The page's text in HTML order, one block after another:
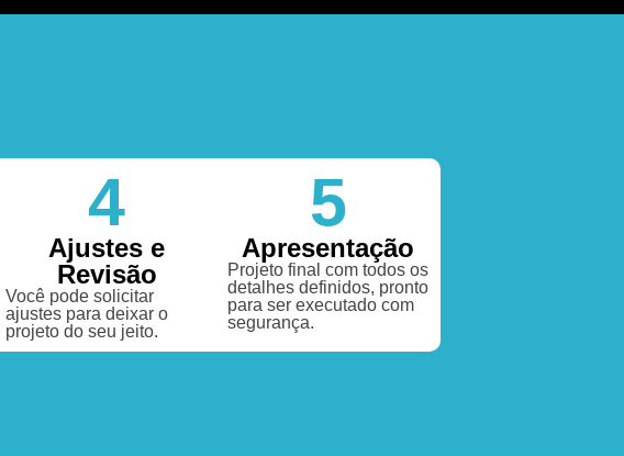
4
Ajustes e
Revisão
Você pode solicitar
ajustes para deixar o
projeto do seu jeito.
5
Apresentação
Projeto final com todos os
detalhes definidos, pronto
para ser executado com
segurança.